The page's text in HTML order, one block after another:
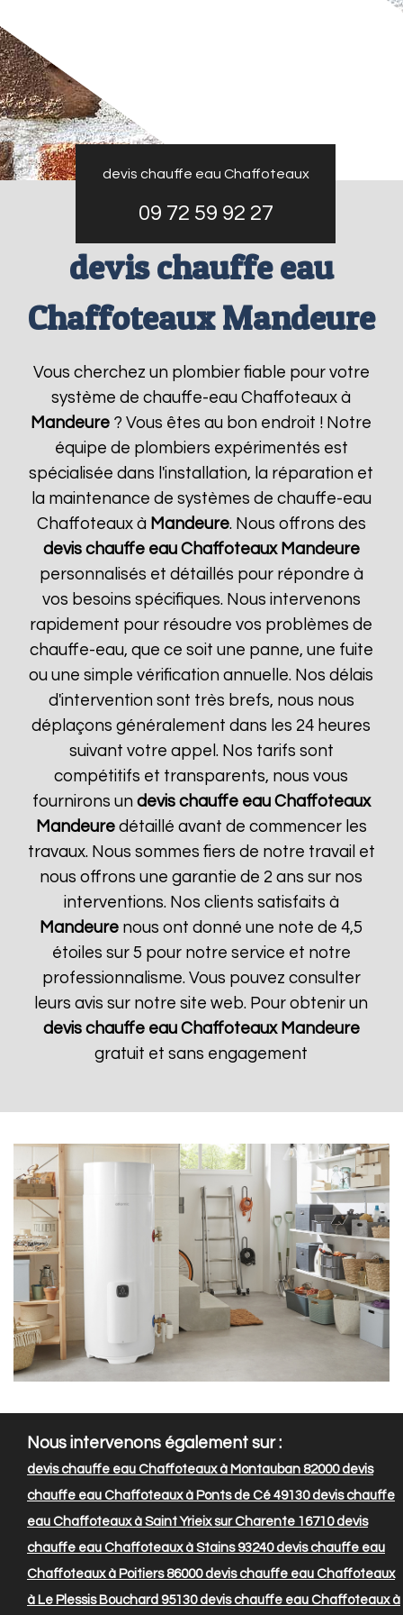
devis chauffe eau Chaffoteaux
09 72 59 92 27
devis chauffe eau
Chaffoteaux Mandeure
Vous cherchez un plombier fiable pour votre
système de chauffe-eau Chaffoteaux à
Mandeure ? Vous êtes au bon endroit ! Notre
équipe de plombiers expérimentés est
spécialisée dans l'installation, la réparation et
la maintenance de systèmes de chauffe-eau
Chaffoteaux à Mandeure. Nous offrons des
devis chauffe eau Chaffoteaux Mandeure
personnalisés et détaillés pour répondre à
vos besoins spécifiques. Nous intervenons
rapidement pour résoudre vos problèmes de
chauffe-eau, que ce soit une panne, une fuite
ou une simple vérification annuelle. Nos délais
d'intervention sont très brefs, nous nous
déplaçons généralement dans les 24 heures
suivant votre appel. Nos tarifs sont
compétitifs et transparents, nous vous
fournirons un devis chauffe eau Chaffoteaux
Mandeuredétaillé avant de commencer les
travaux. Nous sommes fiers de notre travail et
nous offrons une garantie de 2 ans sur nos
interventions. Nos clients satisfaits à
Mandeure nous ont donné une note de 4,5
étoiles sur 5 pour notre service et notre
professionnalisme. Vous pouvez consulter
leurs avis sur notre site web. Pour obtenir un
devis chauffe eau Chaffoteaux Mandeure
gratuit et sans engagement
Nous intervenons également sur :
devis chauffe eau Chaffoteaux à Montauban 82000devis
chauffe eau Chaffoteaux à Ponts de Cé 49130devis chauffe
eau Chaffoteaux à Saint Yrieix sur Charente 16710devis
chauffe eau Chaffoteaux à Stains 93240devis chauffe eau
Chaffoteaux à Poitiers 86000devis chauffe eau Chaffoteaux
à Le Plessis Bouchard 95130devis chauffe eau Chaffoteaux à